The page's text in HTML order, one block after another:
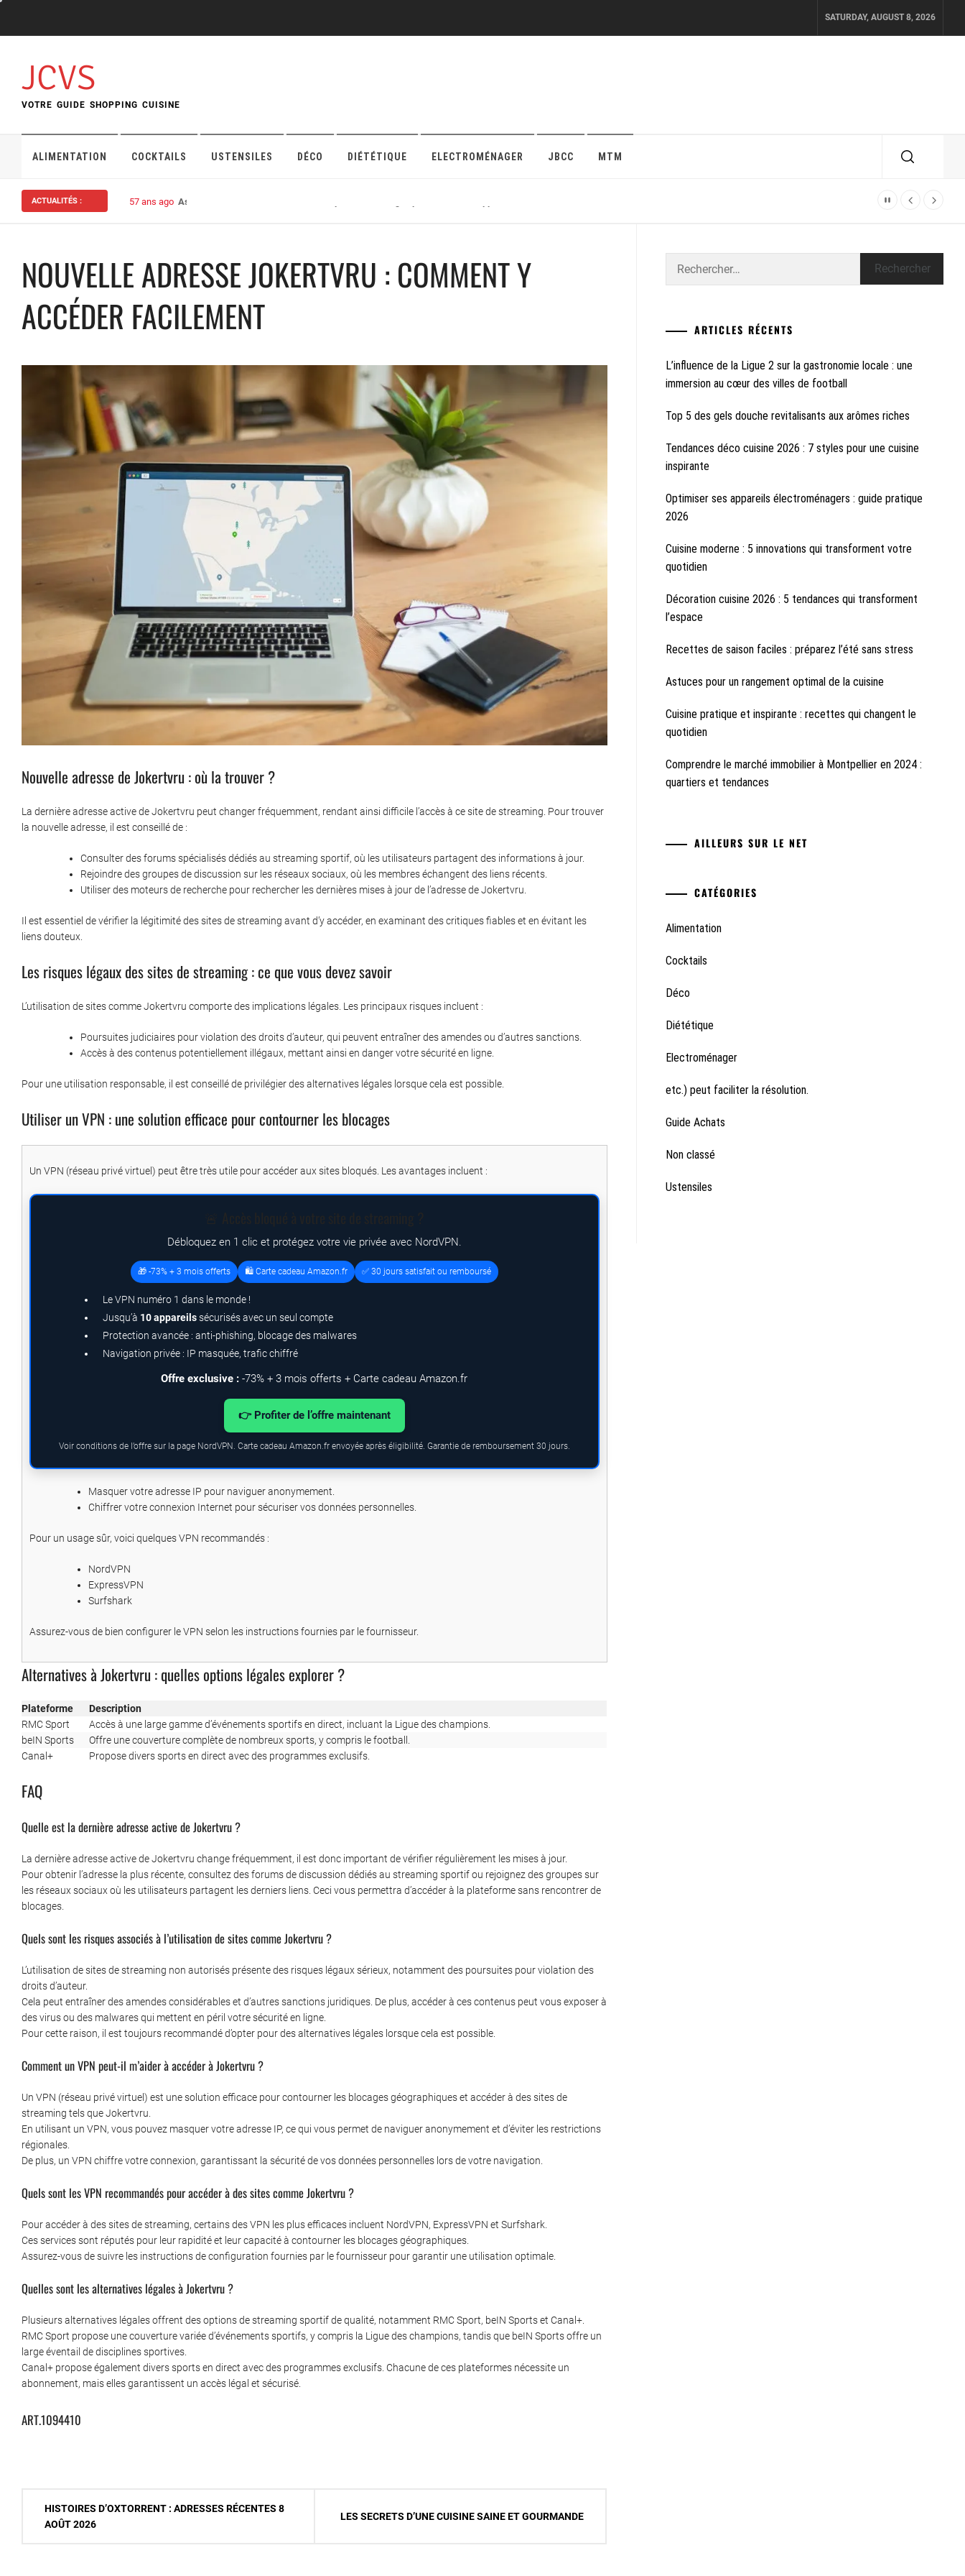
content
SATURDAY, AUGUST 8, 2026
JCVS
VOTRE GUIDE SHOPPING CUISINE
ALIMENTATION COCKTAILS USTENSILES DÉCO DIÉTÉTIQUE ELECTROMÉNAGER JBCC MTM
ACTUALITÉS : 57 ans ago Assurance habitation : bien choisir sa protection en ligne pour maison ou appartement
NOUVELLE ADRESSE JOKERTVRU : COMMENT Y
ACCÉDER FACILEMENT
Nouvelle adresse de Jokertvru : où la trouver ?
La dernière adresse active de Jokertvru peut changer fréquemment, rendant ainsi difficile l’accès à ce site de streaming. Pour trouver
la nouvelle adresse, il est conseillé de :
Consulter des forums spécialisés dédiés au streaming sportif, où les utilisateurs partagent des informations à jour.
Rejoindre des groupes de discussion sur les réseaux sociaux, où les membres échangent des liens récents.
Utiliser des moteurs de recherche pour rechercher les dernières mises à jour de l’adresse de Jokertvru.
Il est essentiel de vérifier la légitimité des sites de streaming avant d’y accéder, en examinant des critiques fiables et en évitant les
liens douteux.
Les risques légaux des sites de streaming : ce que vous devez savoir
L’utilisation de sites comme Jokertvru comporte des implications légales. Les principaux risques incluent :
Poursuites judiciaires pour violation des droits d’auteur, qui peuvent entraîner des amendes ou d’autres sanctions.
Accès à des contenus potentiellement illégaux, mettant ainsi en danger votre sécurité en ligne.
Pour une utilisation responsable, il est conseillé de privilégier des alternatives légales lorsque cela est possible.
Utiliser un VPN : une solution efficace pour contourner les blocages
Un VPN (réseau privé virtuel) peut être très utile pour accéder aux sites bloqués. Les avantages incluent :
Débloquez en 1 clic et protégez votre vie privée avec NordVPN.
🎁 -73% + 3 mois offerts 🛍️ Carte cadeau Amazon.fr ✅ 30 jours satisfait ou remboursé
Le VPN numéro 1 dans le monde !
Jusqu’à 10 appareilssécurisés avec un seul compte
Protection avancée : anti-phishing, blocage des malwares
Navigation privée : IP masquée, trafic chiffré
Offre exclusive : -73% + 3 mois offerts + Carte cadeau Amazon.fr
👉 Profiter de l’offre maintenant
Voir conditions de l’offre sur la page NordVPN. Carte cadeau Amazon.fr envoyée après éligibilité. Garantie de remboursement 30 jours.
Masquer votre adresse IP pour naviguer anonymement.
Chiffrer votre connexion Internet pour sécuriser vos données personnelles.
Pour un usage sûr, voici quelques VPN recommandés :
NordVPN
ExpressVPN
Surfshark
Assurez-vous de bien configurer le VPN selon les instructions fournies par le fournisseur.
Alternatives à Jokertvru : quelles options légales explorer ?
Plateforme
Description
RMC Sport
Accès à une large gamme d’événements sportifs en direct, incluant la Ligue des champions.
beIN Sports
Offre une couverture complète de nombreux sports, y compris le football.
Canal+
Propose divers sports en direct avec des programmes exclusifs.
FAQ
Quelle est la dernière adresse active de Jokertvru ?
La dernière adresse active de Jokertvru change fréquemment, il est donc important de vérifier régulièrement les mises à jour.
Pour obtenir l’adresse la plus récente, consultez des forums de discussion dédiés au streaming sportif ou rejoignez des groupes sur
les réseaux sociaux où les utilisateurs partagent les derniers liens. Ceci vous permettra d’accéder à la plateforme sans rencontrer de
blocages.
Quels sont les risques associés à l’utilisation de sites comme Jokertvru ?
L’utilisation de sites de streaming non autorisés présente des risques légaux sérieux, notamment des poursuites pour violation des
droits d’auteur.
Cela peut entraîner des amendes considérables et d’autres sanctions juridiques. De plus, accéder à ces contenus peut vous exposer à
des virus ou des malwares qui mettent en péril votre sécurité en ligne.
Pour cette raison, il est toujours recommandé d’opter pour des alternatives légales lorsque cela est possible.
Comment un VPN peut-il m’aider à accéder à Jokertvru ?
Un VPN (réseau privé virtuel) est une solution efficace pour contourner les blocages géographiques et accéder à des sites de
streaming tels que Jokertvru.
En utilisant un VPN, vous pouvez masquer votre adresse IP, ce qui vous permet de naviguer anonymement et d’éviter les restrictions
régionales.
De plus, un VPN chiffre votre connexion, garantissant la sécurité de vos données personnelles lors de votre navigation.
Quels sont les VPN recommandés pour accéder à des sites comme Jokertvru ?
Pour accéder à des sites de streaming, certains des VPN les plus efficaces incluent NordVPN, ExpressVPN et Surfshark.
Ces services sont réputés pour leur rapidité et leur capacité à contourner les blocages géographiques.
Assurez-vous de suivre les instructions de configuration fournies par le fournisseur pour garantir une utilisation optimale.
Quelles sont les alternatives légales à Jokertvru ?
Plusieurs alternatives légales offrent des options de streaming sportif de qualité, notamment RMC Sport, beIN Sports et Canal+.
RMC Sport propose une couverture variée d’événements sportifs, y compris la Ligue des champions, tandis que beIN Sports offre un
large éventail de disciplines sportives.
Canal+ propose également divers sports en direct avec des programmes exclusifs. Chacune de ces plateformes nécessite un
abonnement, mais elles garantissent un accès légal et sécurisé.
ART.1094410
Navigation
HISTOIRES D’OXTORRENT : ADRESSES RÉCENTES 8
AOÛT 2026
LES SECRETS D’UNE CUISINE SAINE ET GOURMANDE
ARTICLES RÉCENTS
L’influence de la Ligue 2 sur la gastronomie locale : une
immersion au cœur des villes de football
Top 5 des gels douche revitalisants aux arômes riches
Tendances déco cuisine 2026 : 7 styles pour une cuisine
inspirante
Optimiser ses appareils électroménagers : guide pratique
2026
Cuisine moderne : 5 innovations qui transforment votre
quotidien
Décoration cuisine 2026 : 5 tendances qui transforment
l’espace
Recettes de saison faciles : préparez l’été sans stress
Astuces pour un rangement optimal de la cuisine
Cuisine pratique et inspirante : recettes qui changent le
quotidien
Comprendre le marché immobilier à Montpellier en 2024 :
quartiers et tendances
AILLEURS SUR LE NET
CATÉGORIES
Alimentation
Cocktails
Déco
Diététique
Electroménager
etc.) peut faciliter la résolution.
Guide Achats
Non classé
Ustensiles